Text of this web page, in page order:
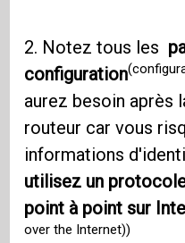
2. Notez tous les
configuration
aurez besoin après
routeur car vous
informations
utilisez un
point à point sur
over the Internet))